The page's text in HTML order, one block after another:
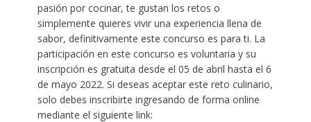
pasión por cocinar, te gustan los retos o
simplemente quieres vivir una experiencia llena de
sabor, definitivamente este concurso es para ti. La
participación en este concurso es voluntaria y su
inscripción es gratuita desde el 05 de abril hasta el 6
de mayo 2022. Si deseas aceptar este reto culinario,
solo debes inscribirte ingresando de forma online
mediante el siguiente link: